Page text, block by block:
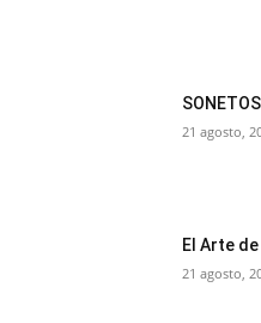
21 agosto,
El Arte
21 agosto,